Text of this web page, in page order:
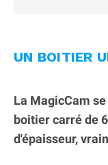
UN BOITIER
La MagicCam
boitier carré de
d'épaisseur,